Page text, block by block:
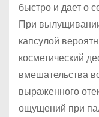
быстро и дает о
При
капсулой
косметический
вмешательства
выраженного
ощущений при